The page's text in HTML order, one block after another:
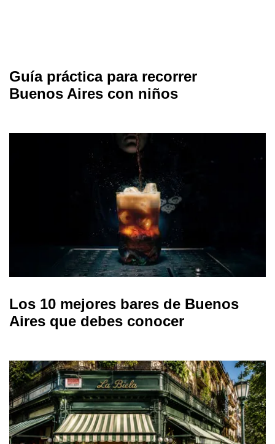
Guía práctica para recorrer
Buenos Aires con niños
Los 10 mejores bares de Buenos
Aires que debes conocer